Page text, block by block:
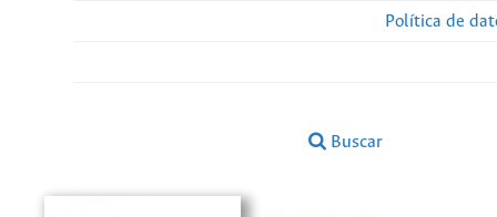
Política de
Buscar